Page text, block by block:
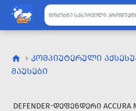
ᲙᲝᲛᲞᲘᲣᲢᲔᲠᲣᲚᲘ
ᲛᲐᲣᲡᲔᲑᲘ
DEFENDER-ᲓᲔᲤᲔᲜᲓᲔᲠᲘ ACCURA